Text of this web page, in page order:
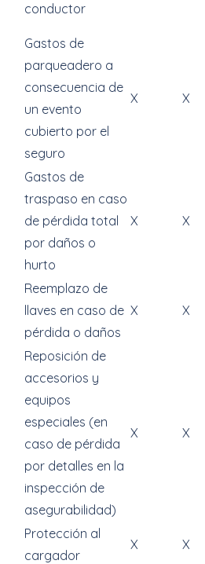
conductor
Gastos de
parqueadero a
consecuencia de
un evento
cubierto por el
seguro
X X
Gastos de
traspaso en caso
de pérdida total
por daños o
hurto
X X
Reemplazo de
llaves en caso de
pérdida o daños
X X
Reposición de
accesorios y
equipos
especiales (en
caso de pérdida
por detalles en la
inspección de
asegurabilidad)
X X
Protección al
cargador
X X